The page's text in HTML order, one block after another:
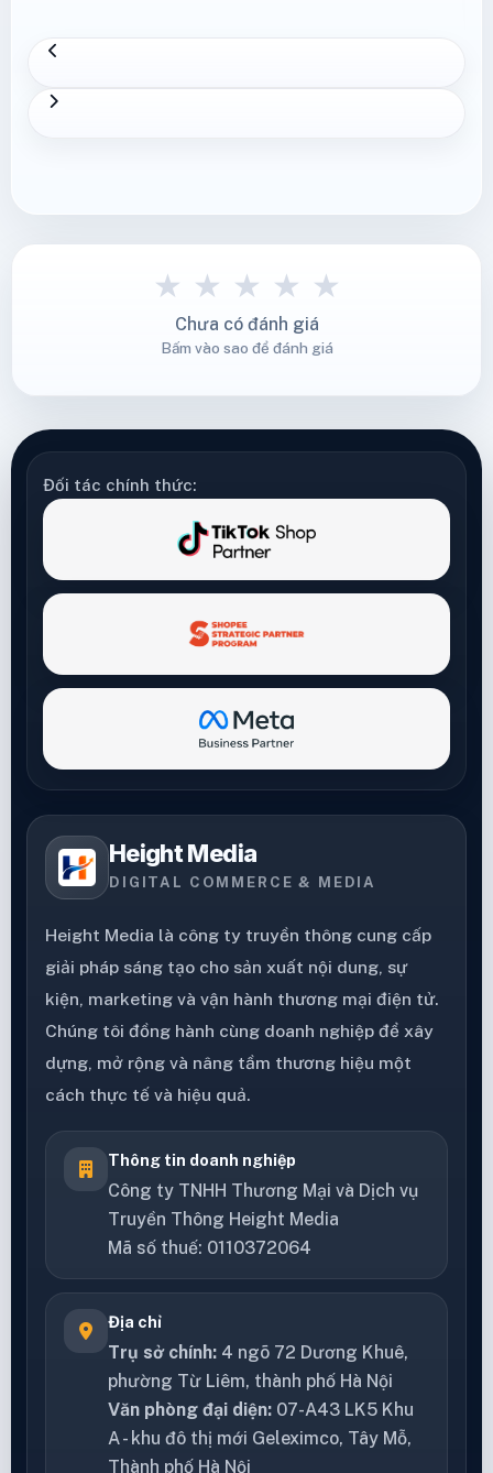
★ ★ ★ ★ ★
Chưa có đánh giá
Bấm vào sao để đánh giá
Đối tác chính thức:
Height Media
DIGITAL COMMERCE & MEDIA
Height Media là công ty truyền thông cung cấp
giải pháp sáng tạo cho sản xuất nội dung, sự
kiện, marketing và vận hành thương mại điện tử.
Chúng tôi đồng hành cùng doanh nghiệp để xây
dựng, mở rộng và nâng tầm thương hiệu một
cách thực tế và hiệu quả.
Thông tin doanh nghiệp
Công ty TNHH Thương Mại và Dịch vụ
Truyền Thông Height Media
Mã số thuế: 0110372064
Địa chỉ
Trụ sở chính: 4 ngõ 72 Dương Khuê,
phường Từ Liêm, thành phố Hà Nội
Văn phòng đại diện: 07-A43 LK5 Khu
A - khu đô thị mới Geleximco, Tây Mỗ,
Thành phố Hà Nội